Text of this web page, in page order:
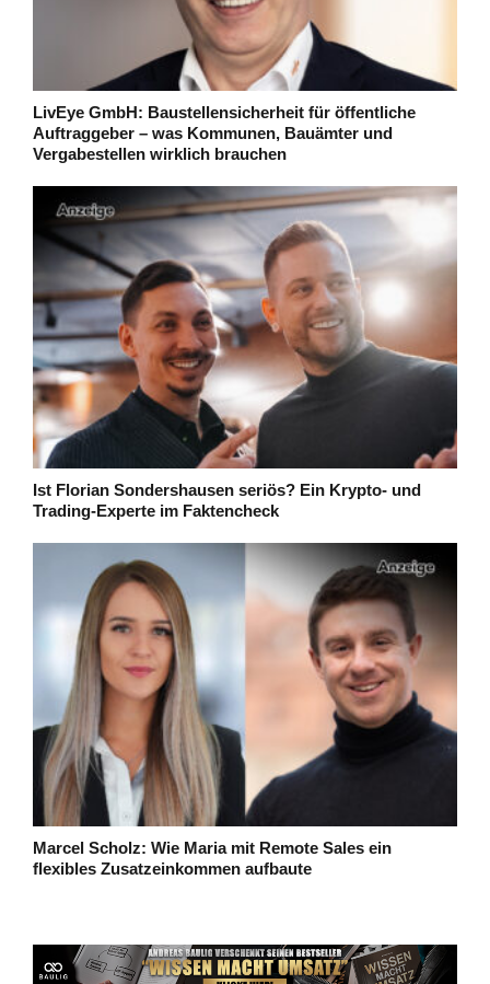
LivEye GmbH: Baustellensicherheit für öffentliche
Auftraggeber – was Kommunen, Bauämter und
Vergabestellen wirklich brauchen
Ist Florian Sondershausen seriös? Ein Krypto- und
Trading-Experte im Faktencheck
Marcel Scholz: Wie Maria mit Remote Sales ein
flexibles Zusatzeinkommen aufbaute